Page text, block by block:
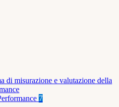
di misurazione e valutazione della
7